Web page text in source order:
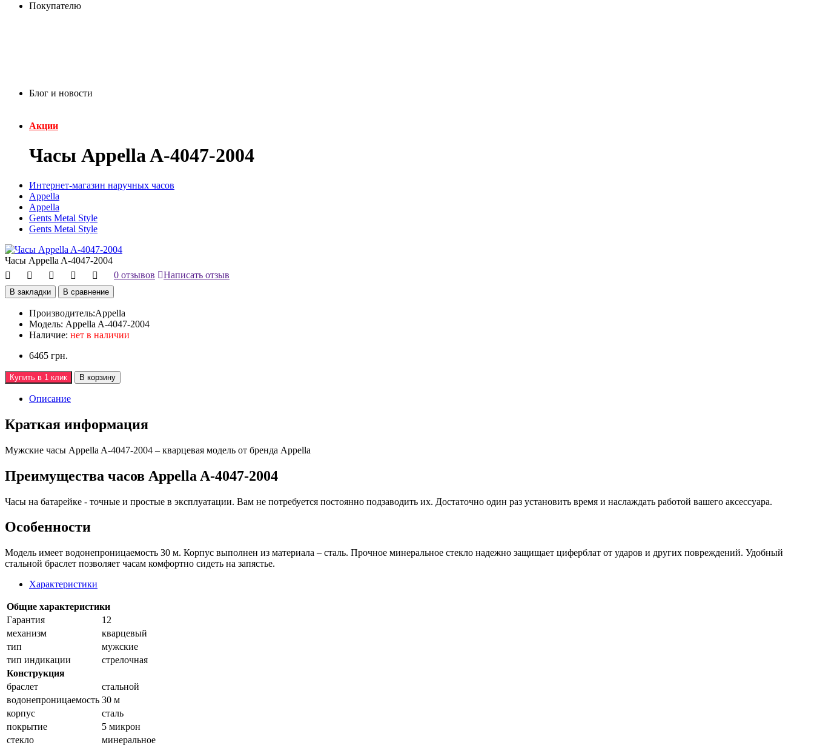
Покупателю
Блог и новости
Акции
Часы Appella A-4047-2004
Интернет-магазин наручных часов
Appella
Appella
Gents Metal Style
Gents Metal Style
Часы Appella A-4047-2004
0 отзывов
Написать отзыв
В закладки В сравнение
Производитель:Appella
Модель: Appella A-4047-2004
Наличие: нет в наличии
6465 грн.
Купить в 1 клик В корзину
Описание
Краткая информация
Мужские часы Appella A-4047-2004 – кварцевая модель от бренда Appella
Преимущества часов Appella A-4047-2004
Часы на батарейке - точные и простые в эксплуатации. Вам не потребуется постоянно подзаводить их. Достаточно один раз установить время и наслаждать работой вашего аксессуара.
Особенности
Модель имеет водонепроницаемость 30 м. Корпус выполнен из материала – сталь. Прочное минеральное стекло надежно защищает циферблат от ударов и других повреждений. Удобный
стальной браслет позволяет часам комфортно сидеть на запястье.
Характеристики
Общие характеристики
Гарантия
12
механизм
кварцевый
тип
мужские
тип индикации
стрелочная
Конструкция
браслет
стальной
водонепроницаемость 30 м
корпус
сталь
покрытие
5 микрон
стекло
минеральное